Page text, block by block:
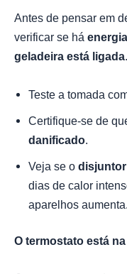
Antes de pensar em
verificar se há
geladeira está ligada.
Teste a tomada
Certifique-se de
danificado
Veja se o
dias de calor
aparelhos aumenta.
O termostato está